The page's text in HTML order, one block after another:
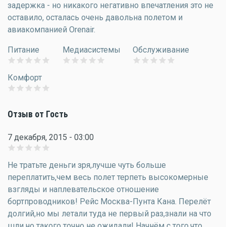
задержка - но никакого негативно впечатления это не
оставило, осталась очень давольна полетом и
авиакомпанией Orenair.
Питание Медиасистемы Обслуживание
Комфорт
Отзыв от Гость
7 декабря, 2015 - 03:00
Не тратьте деньги зря,лучше чуть больше
переплатить,чем весь полет терпеть высокомерные
взгляды и наплевательское отношение
бортпроводников! Рейс Москва-Пунта Кана. Перелёт
долгий,но мы летали туда не первый раз,знали на что